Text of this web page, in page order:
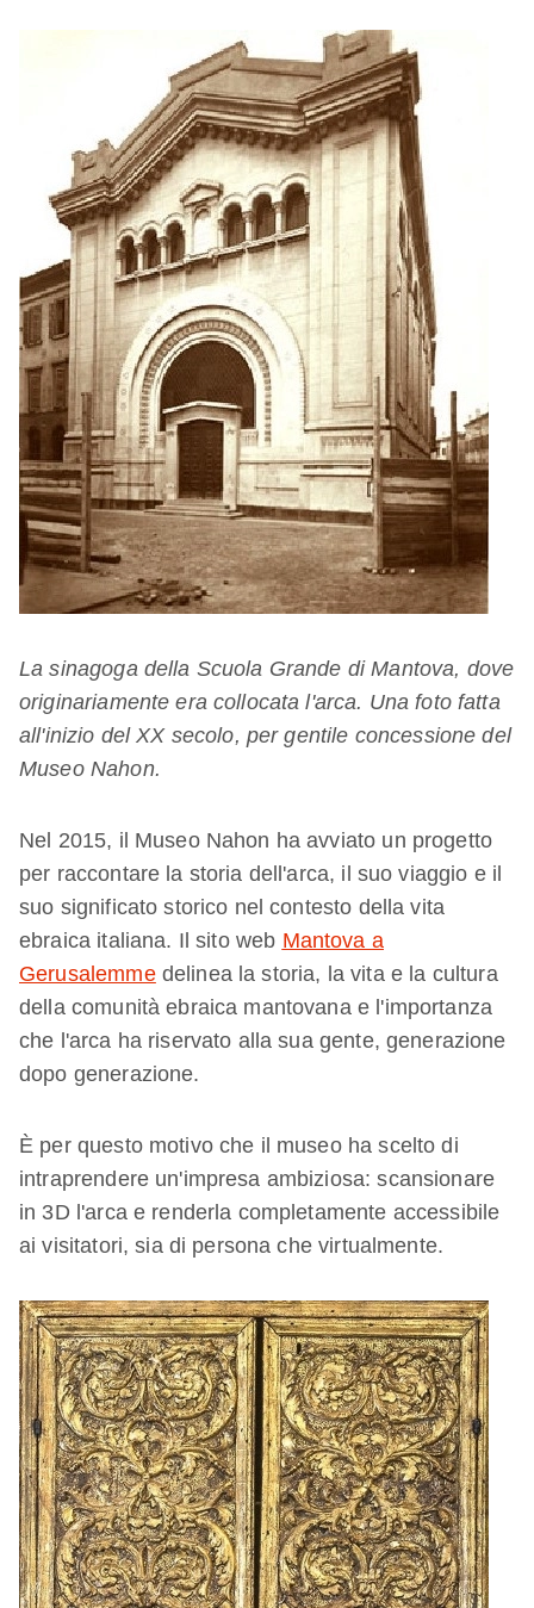
La sinagoga della Scuola Grande di Mantova, dove
originariamente era collocata l'arca. Una foto fatta
all'inizio del XX secolo, per gentile concessione del
Museo Nahon.
Nel 2015, il Museo Nahon ha avviato un progetto
per raccontare la storia dell'arca, il suo viaggio e il
suo significato storico nel contesto della vita
ebraica italiana. Il sito web Mantova a
Gerusalemmedelinea la storia, la vita e la cultura
della comunità ebraica mantovana e l'importanza
che l'arca ha riservato alla sua gente, generazione
dopo generazione.
È per questo motivo che il museo ha scelto di
intraprendere un'impresa ambiziosa: scansionare
in 3D l'arca e renderla completamente accessibile
ai visitatori, sia di persona che virtualmente.